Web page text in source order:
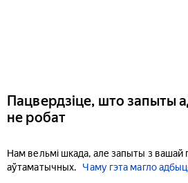
Пацвердзіце, што запыты
не робат
Нам вельмі шкада, але запыты з
аўтаматычных.
Чаму гэта магло